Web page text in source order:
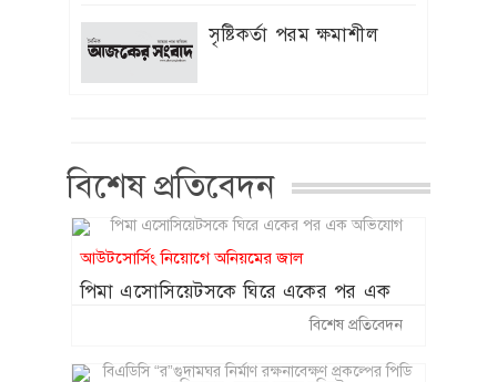
১১
সদ্য সমাপ্ত প্রকল্পের অগ্রগতি অদৃশ্য
বিএডিসি “র”গুদামঘর নির্মাণ রক্ষনাবেক্ষণ
প্রকল্পের পিডি মুজিবরের নেতৃত্বে চলছে
১২
শাকিবের অনুরোধে সিনেমায় ফিরতে রাজি
ববিতা
১৩
ফেসবুক-টিকটক ব্যবহার না করার শর্তে
সন্তান ফিরে পেলেন কিশোরী
কক্সবাজারে ঝুঁকিপূর্ণ প্যারাসেলিং বন্ধে
সৃষ্টিকর্তা পরম ক্ষমাশীল
বিশেষ প্রতিবেদন
আউটসোর্সিং নিয়োগে অনিয়মের জাল
পিমা এসোসিয়েটসকে ঘিরে একের পর এক
বিশেষ প্রতিবেদন